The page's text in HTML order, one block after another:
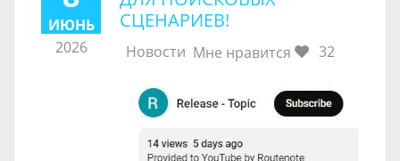
ИЮНЬ
2026
СЦЕНАРИЕВ!
Новости Мне нравится 32